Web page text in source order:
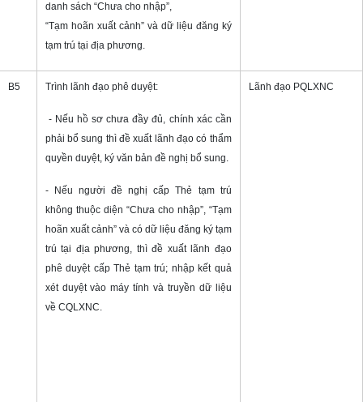
danh sách “Chưa cho nhập”,
“Tạm hoãn xuất cảnh” và dữ liệu đăng ký
tạm trú tại địa phương.
B5 Trình lãnh đạo phê duyệt:
- Nếu hồ sơ chưa đầy đủ, chính xác cần
phải bổ sung thì đề xuất lãnh đạo có thẩm
quyền duyệt, ký văn bản đề nghị bổ sung.
- Nếu người đề nghị cấp Thẻ tạm trú
không thuộc diện “Chưa cho nhập”, “Tạm
hoãn xuất cảnh” và có dữ liệu đăng ký tạm
trú tại địa phương, thì đề xuất lãnh đạo
phê duyệt cấp Thẻ tạm trú; nhập kết quả
xét duyệt vào máy tính và truyền dữ liệu
về CQLXNC.
Lãnh đạo PQLXNC